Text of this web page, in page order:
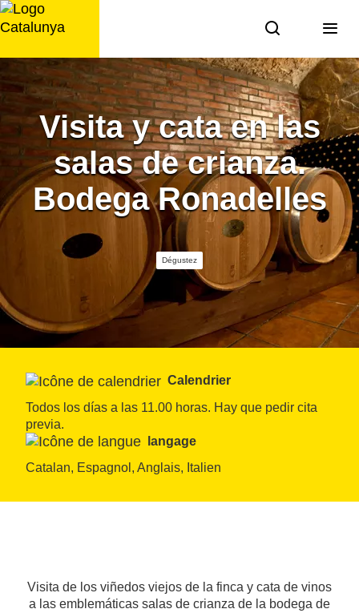
Aller
au
Visita y cata en las
salas de crianza.
Bodega Ronadelles
Dégustez
Calendrier
Todos los días a las 11.00 horas. Hay que pedir cita
previa.
langage
Catalan, Espagnol, Anglais, Italien
Visita de los viñedos viejos de la finca y cata de vinos
a las emblemáticas salas de crianza de la bodega de